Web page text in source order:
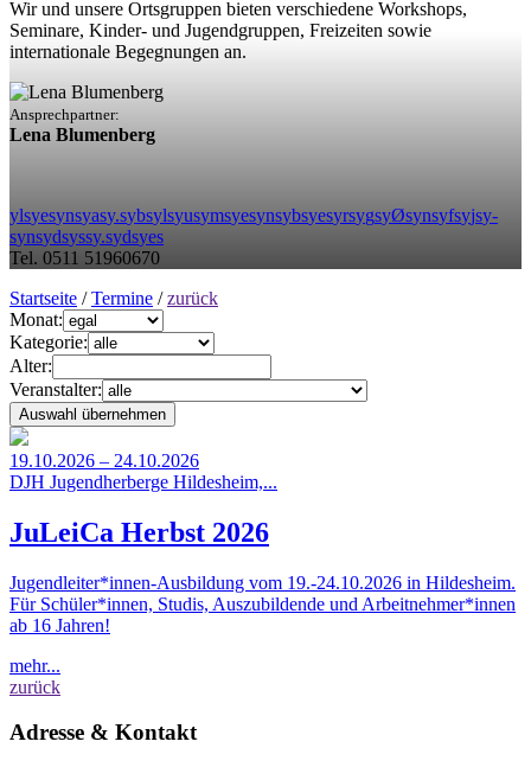
Wir und unsere Ortsgruppen bieten verschiedene Workshops,
Seminare, Kinder- und Jugendgruppen, Freizeiten sowie
internationale Begegnungen an.
Ansprechpartner:
Lena Blumenberg
ylsyesynsyasy.sybsylsyusymsyesynsybsyesyrsygsyØsynsyfsyjsy-
synsydsyssy.sydsyes
Tel. 0511 51960670
Startseite /Termine /zurück
Monat:
Kategorie:
Alter:
Veranstalter:
19.10.2026 – 24.10.2026
DJH Jugendherberge Hildesheim,...
JuLeiCa Herbst 2026
Jugendleiter*innen-Ausbildung vom 19.-24.10.2026 in Hildesheim.
Für Schüler*innen, Studis, Auszubildende und Arbeitnehmer*innen
ab 16 Jahren!
mehr...
zurück
Adresse & Kontakt